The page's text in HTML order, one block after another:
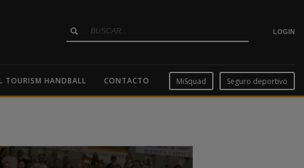
LOGIN
TOURISM HANDBALL CONTACTO MiSquad Seguro deportivo